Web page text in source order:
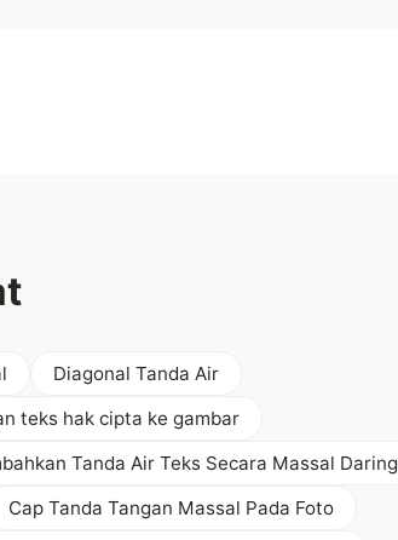
Diagonal Tanda Air
teks hak cipta ke gambar
Tanda Air Teks Secara Massal Daring
Cap Tanda Tangan Massal Pada Foto